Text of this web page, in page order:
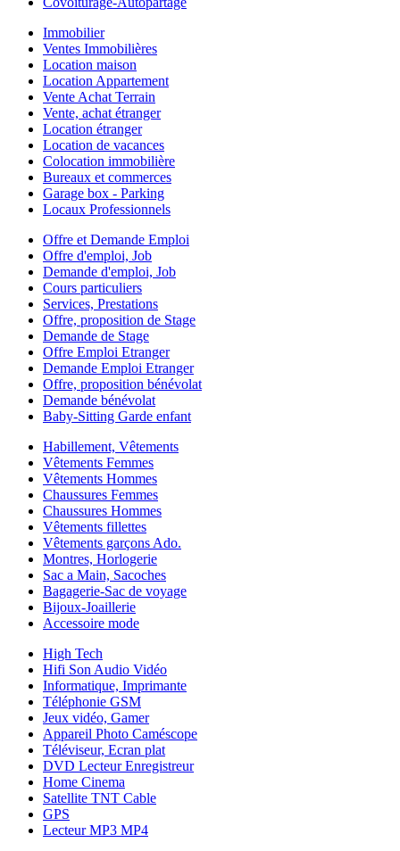
Immobilier
Ventes Immobilières
Location maison
Location Appartement
Vente Achat Terrain
Vente, achat étranger
Location étranger
Location de vacances
Colocation immobilière
Bureaux et commerces
Garage box - Parking
Locaux Professionnels
Offre et Demande Emploi
Offre d'emploi, Job
Demande d'emploi, Job
Cours particuliers
Services, Prestations
Offre, proposition de Stage
Demande de Stage
Offre Emploi Etranger
Demande Emploi Etranger
Offre, proposition bénévolat
Demande bénévolat
Baby-Sitting Garde enfant
Habillement, Vêtements
Vêtements Femmes
Vêtements Hommes
Chaussures Femmes
Chaussures Hommes
Vêtements fillettes
Vêtements garçons Ado.
Montres, Horlogerie
Sac a Main, Sacoches
Bagagerie-Sac de voyage
Bijoux-Joaillerie
Accessoire mode
High Tech
Hifi Son Audio Vidéo
Informatique, Imprimante
Téléphonie GSM
Jeux vidéo, Gamer
Appareil Photo Caméscope
Téléviseur, Ecran plat
DVD Lecteur Enregistreur
Home Cinema
Satellite TNT Cable
GPS
Lecteur MP3 MP4